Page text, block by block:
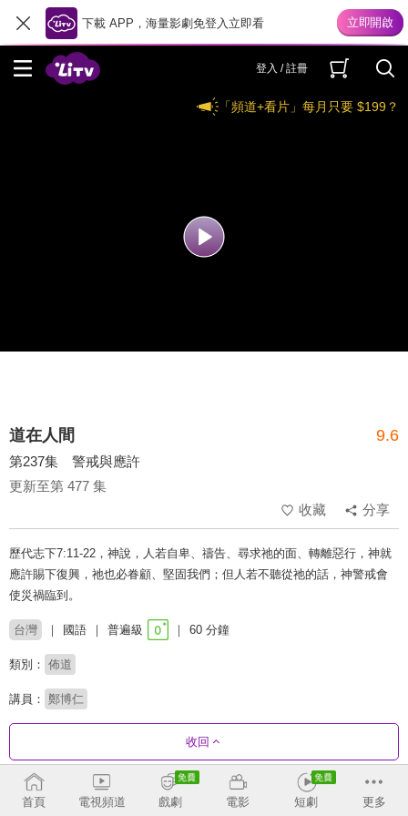
下載 APP，海量影劇免登入立即看
登入 / 註冊
「頻道+看片」每月只要 $199？
道在人間 9.6
第237集 警戒與應許
更新至第 477 集
收藏
分享
歷代志下7:11-22，神說，人若自卑、禱告、尋求祂的面、轉離惡行，神就
應許賜下復興，祂也必眷顧、堅固我們；但人若不聽從祂的話，神警戒會
使災禍臨到。
台灣 國語 普遍級 60 分鐘
類別： 佈道
講員： 鄭博仁
收回
劇集列表 收合
首頁 電視頻道 戲劇 電影 短劇 更多